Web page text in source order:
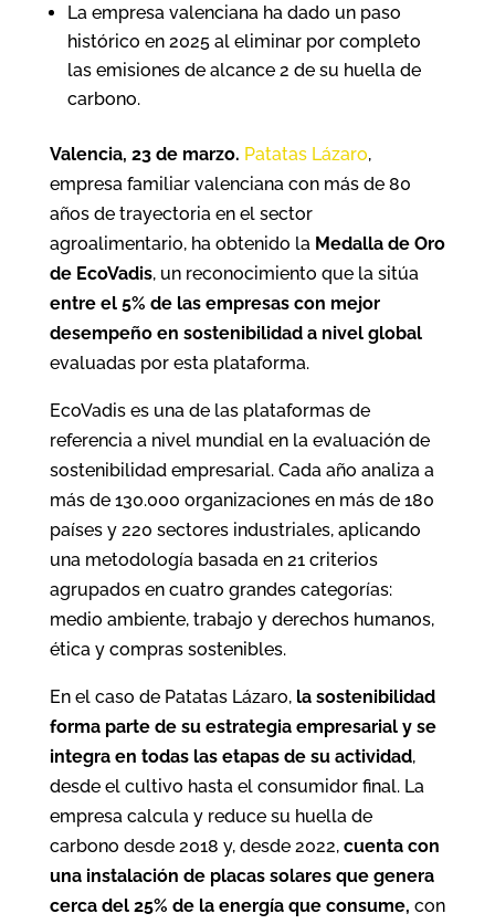
La empresa valenciana ha dado un paso
histórico en 2025 al eliminar por completo
las emisiones de alcance 2 de su huella de
carbono.
Valencia, 23 de marzo. Patatas Lázaro,
empresa familiar valenciana con más de 80
años de trayectoria en el sector
agroalimentario, ha obtenido la Medalla de Oro
de EcoVadis, un reconocimiento que la sitúa
entre el 5% de las empresas con mejor
desempeño en sostenibilidad a nivel global
evaluadas por esta plataforma.
EcoVadis es una de las plataformas de
referencia a nivel mundial en la evaluación de
sostenibilidad empresarial. Cada año analiza a
más de 130.000 organizaciones en más de 180
países y 220 sectores industriales, aplicando
una metodología basada en 21 criterios
agrupados en cuatro grandes categorías:
medio ambiente, trabajo y derechos humanos,
ética y compras sostenibles.
En el caso de Patatas Lázaro, la sostenibilidad
forma parte de su estrategia empresarial y se
integra en todas las etapas de su actividad,
desde el cultivo hasta el consumidor final. La
empresa calcula y reduce su huella de
carbono desde 2018 y, desde 2022, cuenta con
una instalación de placas solares que genera
cerca del 25% de la energía que consume, con